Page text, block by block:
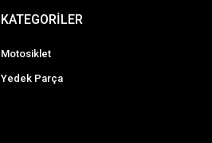
KATEGORİLER
Motosiklet
Yedek Parça